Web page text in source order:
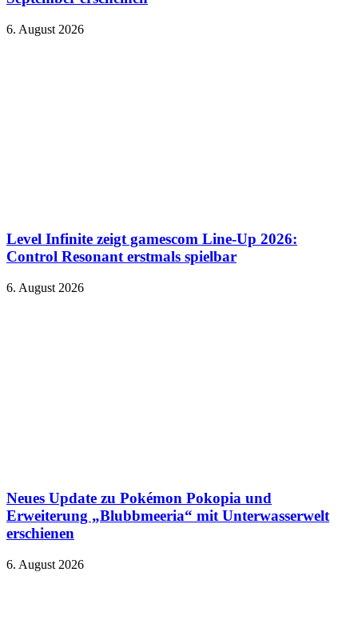
6. August 2026
Level Infinite zeigt gamescom Line-Up 2026:
Control Resonant erstmals spielbar
6. August 2026
Neues Update zu Pokémon Pokopia und
Erweiterung „Blubbmeeria“ mit Unterwasserwelt
erschienen
6. August 2026